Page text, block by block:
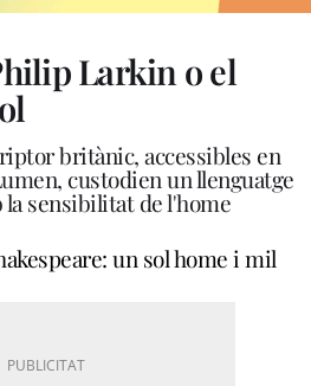
Larkin o el
britànic, accessibles en
custodien un llenguatge
la sensibilitat de l'home
un sol home i mil